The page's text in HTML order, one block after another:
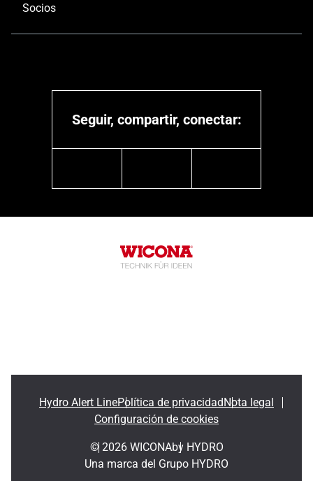
Socios
Seguir, compartir, conectar:
Hydro Alert LinePolítica de privacidadNota legal
Configuración de cookies
© 2026 WICONAby HYDRO
Una marca del Grupo HYDRO